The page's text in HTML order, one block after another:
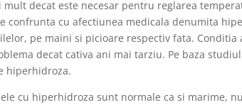
decat este necesar pentru reglarea
confrunta cu afectiunea medicala denumita
pe maini si picioare respectiv fata. Conditia
decat cativa ani mai tarziu. Pe baza
hiperhidroza.
cu hiperhidroza sunt normale ca si marime,